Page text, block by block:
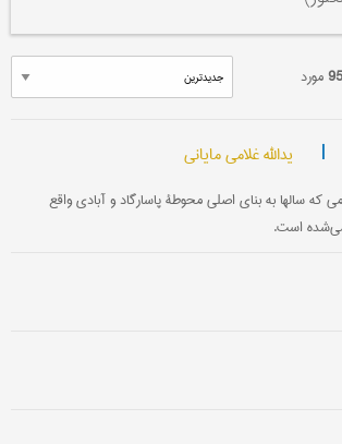
مورد
| یدالله غلامی مایانی
که سالها به بنای اصلی محوطۀ پاسارگاد و آبادی واقع
است.